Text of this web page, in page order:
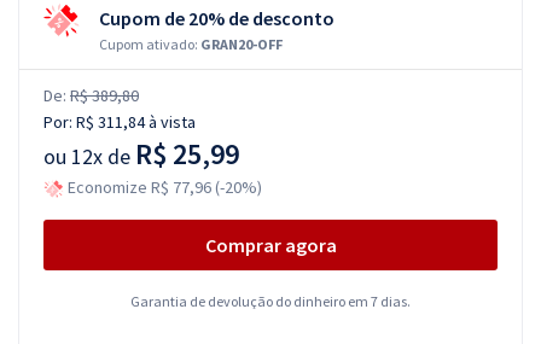
Cupom de 20% de desconto
Cupom ativado: GRAN20-OFF
De: R$ 389,80
Por: R$ 311,84à vista
ou 12x de R$ 25,99
Economize R$ 77,96 (-20%)
Comprar agora
Garantia de devolução do dinheiro em 7 dias.